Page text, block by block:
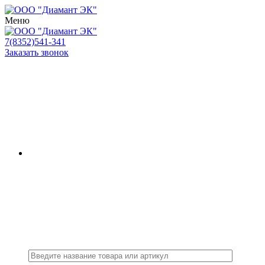
Меню
7(8352)541-341
Заказать звонок